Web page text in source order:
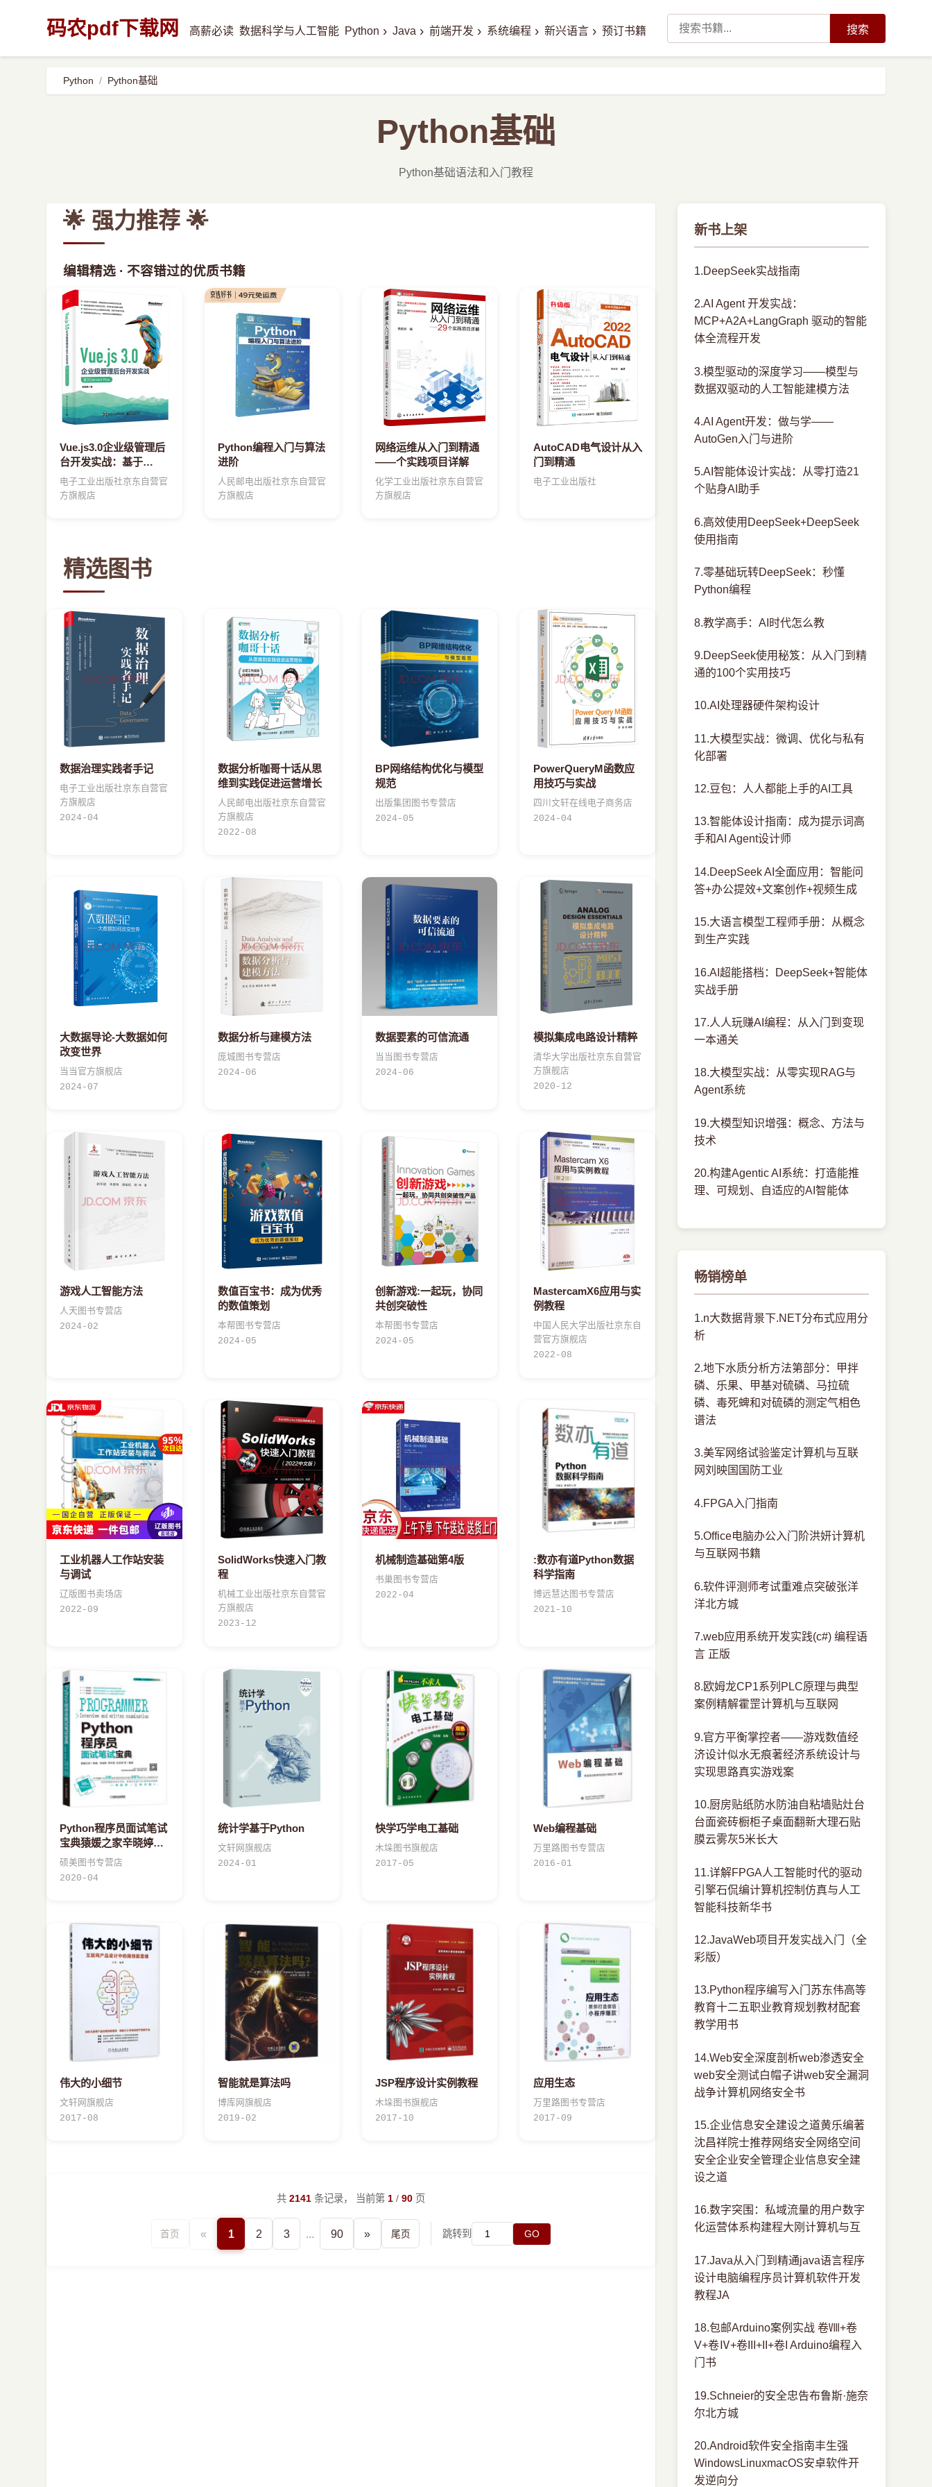
码农pdf下载网 高薪必读 数据科学与人工智能 Python › Java › 前端开发 › 系统编程 › 新兴语言 › 预订书籍 搜索
Python Python基础
Python基础
Python基础语法和入门教程
🌟 强力推荐 🌟
编辑精选 · 不容错过的优质书籍
Vue.js3.0企业级管理后
台开发实战：基于
ElementPlus
电子工业出版社京东自营官
方旗舰店
Python编程入门与算法
进阶
人民邮电出版社京东自营官
方旗舰店
网络运维从入门到精通
——个实践项目详解
化学工业出版社京东自营官
方旗舰店
AutoCAD电气设计从入
门到精通
电子工业出版社
精选图书
数据治理实践者手记
电子工业出版社京东自营官
方旗舰店
2024-04
数据分析咖哥十话从思
维到实践促进运营增长
人民邮电出版社京东自营官
方旗舰店
2022-08
BP网络结构优化与模型
规范
出版集团图书专营店
2024-05
PowerQueryM函数应
用技巧与实战
四川文轩在线电子商务店
2024-04
大数据导论-大数据如何
改变世界
当当官方旗舰店
2024-07
数据分析与建模方法
庞城图书专营店
2024-06
数据要素的可信流通
当当图书专营店
2024-06
模拟集成电路设计精粹
清华大学出版社京东自营官
方旗舰店
2020-12
游戏人工智能方法
人天图书专营店
2024-02
数值百宝书：成为优秀
的数值策划
本帮图书专营店
2024-05
创新游戏:一起玩，协同
共创突破性
本帮图书专营店
2024-05
MastercamX6应用与实
例教程
中国人民大学出版社京东自
营官方旗舰店
2022-08
工业机器人工作站安装
与调试
辽版图书卖场店
2022-09
SolidWorks快速入门教
程
机械工业出版社京东自营官
方旗舰店
2023-12
机械制造基础第4版
书巢图书专营店
2022-04
:数亦有道Python数据
科学指南
博远慧达图书专营店
2021-10
Python程序员面试笔试
宝典猿媛之家辛晓婷李
华荣等机械工业
硕美图书专营店
2020-04
统计学基于Python
文轩网旗舰店
2024-01
快学巧学电工基础
木垛图书旗舰店
2017-05
Web编程基础
万里路图书专营店
2016-01
伟大的小细节
文轩网旗舰店
2017-08
智能就是算法吗
博库网旗舰店
2019-02
JSP程序设计实例教程
木垛图书旗舰店
2017-10
应用生态
万里路图书专营店
2017-09
共 2141 条记录， 当前第 1 / 90 页
首页 « 1 2 3 ... 90 » 尾页 跳转到 GO
新书上架
1.DeepSeek实战指南
2.AI Agent 开发实战：
MCP+A2A+LangGraph 驱动的智能
体全流程开发
3.模型驱动的深度学习——模型与
数据双驱动的人工智能建模方法
4.AI Agent开发：做与学——
AutoGen入门与进阶
5.AI智能体设计实战：从零打造21
个贴身AI助手
6.高效使用DeepSeek+DeepSeek
使用指南
7.零基础玩转DeepSeek：秒懂
Python编程
8.教学高手：AI时代怎么教
9.DeepSeek使用秘笈：从入门到精
通的100个实用技巧
10.AI处理器硬件架构设计
11.大模型实战：微调、优化与私有
化部署
12.豆包：人人都能上手的AI工具
13.智能体设计指南：成为提示词高
手和AI Agent设计师
14.DeepSeek AI全面应用：智能问
答+办公提效+文案创作+视频生成
15.大语言模型工程师手册：从概念
到生产实践
16.AI超能搭档：DeepSeek+智能体
实战手册
17.人人玩赚AI编程：从入门到变现
一本通关
18.大模型实战：从零实现RAG与
Agent系统
19.大模型知识增强：概念、方法与
技术
20.构建Agentic AI系统：打造能推
理、可规划、自适应的AI智能体
畅销榜单
1.n大数据背景下.NET分布式应用分
析
2.地下水质分析方法第部分：甲拌
磷、乐果、甲基对硫磷、马拉硫
磷、毒死蜱和对硫磷的测定气相色
谱法
3.美军网络试验鉴定计算机与互联
网刘映国国防工业
4.FPGA入门指南
5.Office电脑办公入门阶洪妍计算机
与互联网书籍
6.软件评测师考试重难点突破张洋
洋北方城
7.web应用系统开发实践(c#) 编程语
言 正版
8.欧姆龙CP1系列PLC原理与典型
案例精解霍罡计算机与互联网
9.官方平衡掌控者——游戏数值经
济设计似水无痕著经济系统设计与
实现思路真实游戏案
10.厨房贴纸防水防油自粘墙贴灶台
台面瓷砖橱柜子桌面翻新大理石贴
膜云雾灰5米长大
11.详解FPGA人工智能时代的驱动
引擎石侃编计算机控制仿真与人工
智能科技新华书
12.JavaWeb项目开发实战入门（全
彩版）
13.Python程序编写入门苏东伟高等
教育十二五职业教育规划教材配套
教学用书
14.Web安全深度剖析web渗透安全
web安全测试白帽子讲web安全漏洞
战争计算机网络安全书
15.企业信息安全建设之道黄乐编著
沈昌祥院士推荐网络安全网络空间
安全企业安全管理企业信息安全建
设之道
16.数字突围：私域流量的用户数字
化运营体系构建程大刚计算机与互
17.Java从入门到精通java语言程序
设计电脑编程序员计算机软件开发
教程JA
18.包邮Arduino案例实战 卷Ⅷ+卷
V+卷Ⅳ+卷III+II+卷I Arduino编程入
门书
19.Schneier的安全忠告布鲁斯·施奈
尔北方城
20.Android软件安全指南丰生强
WindowsLinuxmacOS安卓软件开
发逆向分